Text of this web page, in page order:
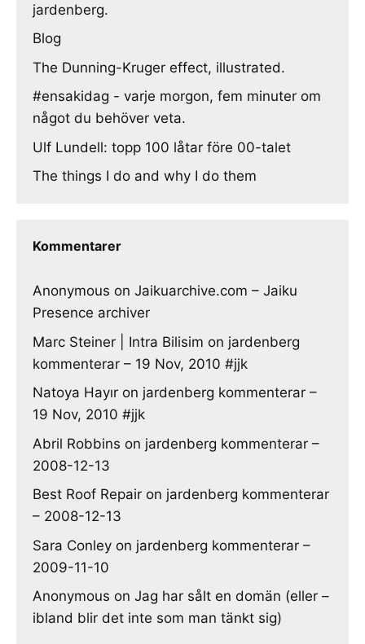
jardenberg.
Blog
The Dunning-Kruger effect, illustrated.
#ensakidag - varje morgon, fem minuter om
något du behöver veta.
Ulf Lundell: topp 100 låtar före 00-talet
The things I do and why I do them
Kommentarer
Anonymous on Jaikuarchive.com – Jaiku
Presence archiver
Marc Steiner | Intra Bilisim on jardenberg
kommenterar – 19 Nov, 2010 #jjk
Natoya Hayır on jardenberg kommenterar –
19 Nov, 2010 #jjk
Abril Robbins on jardenberg kommenterar –
2008-12-13
Best Roof Repair on jardenberg kommenterar
– 2008-12-13
Sara Conley on jardenberg kommenterar –
2009-11-10
Anonymous on Jag har sålt en domän (eller –
ibland blir det inte som man tänkt sig)